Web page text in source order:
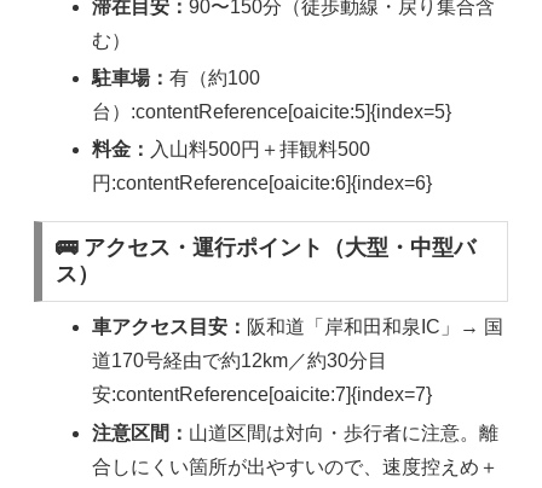
滞在目安：90〜150分（徒歩動線・戻り集合含
む）
駐車場：有（約100
台）:contentReference[oaicite:5]{index=5}
料金： 入山料500円＋拝観料500
円:contentReference[oaicite:6]{index=6}
🚌 アクセス・運行ポイント（大型・中型バ
ス）
車アクセス目安： 阪和道「岸和田和泉IC」→ 国
道170号経由で約12km／約30分目
安:contentReference[oaicite:7]{index=7}
注意区間： 山道区間は対向・歩行者に注意。離
合しにくい箇所が出やすいので、速度控えめ＋